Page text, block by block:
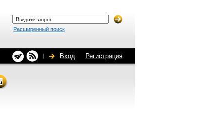
Расширенный поиск
Вход Регистрация